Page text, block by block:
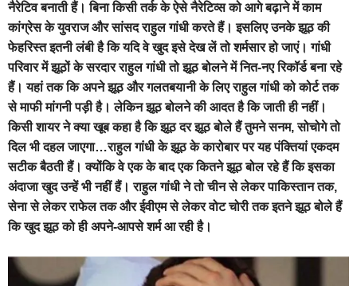
नैरेटिव बनाती हैं। बिना किसी तर्क के ऐसे नैरेटिव्स को आगे बढ़ाने में काम
कांग्रेस के युवराज और सांसद राहुल गांधी करते हैं। इसलिए उनके झूठ की
फेहरिस्त इतनी लंबी है कि यदि वे खुद इसे देख लें तो शर्मसार हो जाएं। गांधी
परिवार में झूठों के सरदार राहुल गांधी तो झूठ बोलने में नित-नए रिकॉर्ड बना रहे
हैं। यहां तक कि अपने झूठ और गलतबयानी के लिए राहुल गांधी को कोर्ट तक
से माफी मांगनी पड़ी है। लेकिन झूठ बोलने की आदत है कि जाती ही नहीं।
किसी शायर ने क्या खूब कहा है कि झूठ दर झूठ बोले हैं तुमने सनम, सोचोगे तो
दिल भी दहल जाएगा…राहुल गांधी के झूठ के कारोबार पर यह पंक्तियां एकदम
सटीक बैठती हैं। क्योंकि वे एक के बाद एक कितने झूठ बोल रहे हैं कि इसका
अंदाजा खुद उन्हें भी नहीं हैं। राहुल गांधी ने तो चीन से लेकर पाकिस्तान तक,
सेना से लेकर राफेल तक और ईवीएम से लेकर वोट चोरी तक इतने झूठ बोले हैं
कि खुद झूठ को ही अपने-आपसे शर्म आ रही है।